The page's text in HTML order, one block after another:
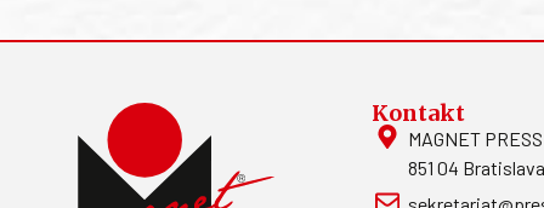
Kontakt
MAGNET
851 04